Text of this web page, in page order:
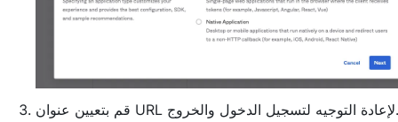
قم بتعيين عنوان URL لإعادة التوجيه لتسجيل الدخول والخروج.